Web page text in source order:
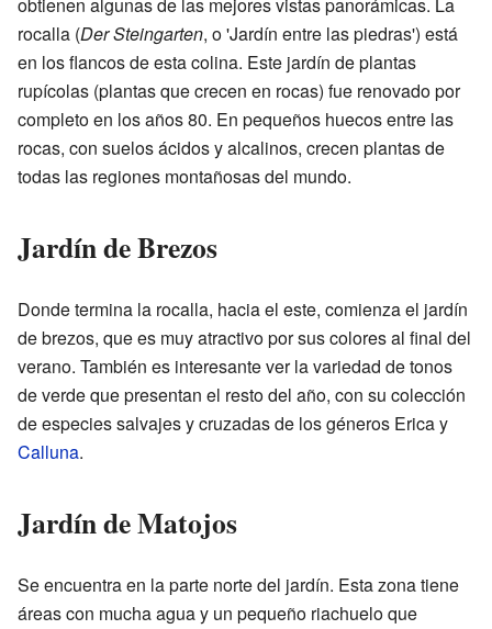
rocalla (Der Steingarten, o 'Jardín entre las piedras') está
en los flancos de esta colina. Este jardín de plantas
rupícolas (plantas que crecen en rocas) fue renovado por
completo en los años 80. En pequeños huecos entre las
rocas, con suelos ácidos y alcalinos, crecen plantas de
todas las regiones montañosas del mundo.
Jardín de Brezos
Donde termina la rocalla, hacia el este, comienza el jardín
de brezos, que es muy atractivo por sus colores al final del
verano. También es interesante ver la variedad de tonos
de verde que presentan el resto del año, con su colección
de especies salvajes y cruzadas de los géneros Erica y
Calluna.
Jardín de Matojos
Se encuentra en la parte norte del jardín. Esta zona tiene
áreas con mucha agua y un pequeño riachuelo que